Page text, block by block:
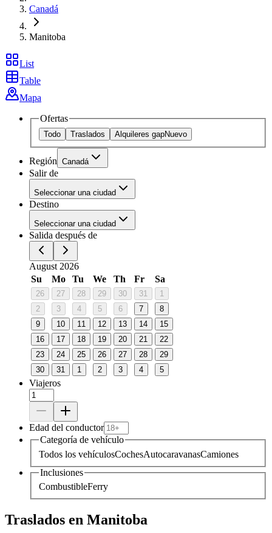
Canadá
Manitoba
List
Table
Mapa
Ofertas
Todo Traslados Alquileres gapNuevo
Región Canadá
Salir de
Seleccionar una ciudad
Destino
Seleccionar una ciudad
Salida después de
August 2026
Su
Mo Tu We Th Fr Sa
26 27 28 29 30 31
1
2
3 4 5 6 7
8
9
10 11 12 13 14
15
16
17 18 19 20 21
22
23
24 25 26 27 28
29
30
31 1 2 3 4 5
Viajeros
Edad del conductor
Categoría de vehículo
Todos los vehículosCochesAutocaravanasCamiones
Inclusiones
CombustibleFerry
Traslados en Manitoba